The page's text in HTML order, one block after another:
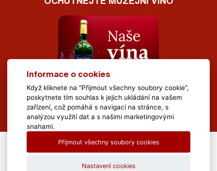
All Rights Reserved Muzeum Brněnska © 2020, Webdesign by
Informace o cookies
Když kliknete na "Přijmout všechny soubory cookie",
poskytnete tím souhlas k jejich ukládání na vašem
zařízení, což pomáhá s navigací na stránce, s
analýzou využití dat a s našimi marketingovými
snahami.
Přijmout všechny soubory cookies
Nastavení cookies